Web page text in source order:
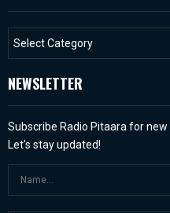
NEWSLETTER
Subscribe Radio Pitaara for
Let's stay updated!